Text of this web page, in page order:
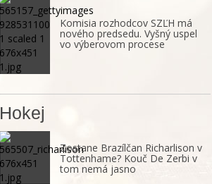
Komisia rozhodcov SZĽH má
nového predsedu. Vyšný uspel
vo výberovom procese
Hokej
Zostane Brazílčan Richarlison v
Tottenhame? Kouč De Zerbi v
tom nemá jasno